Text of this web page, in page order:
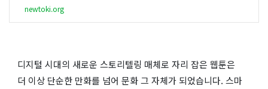
newtoki.org
디지털 시대의 새로운 스토리텔링 매체로 자리 잡은 웹툰은
더 이상 단순한 만화를 넘어 문화 그 자체가 되었습니다. 스마